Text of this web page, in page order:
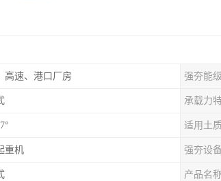
高速、港口厂房 强夯能级
承载力
适用土
重机 强夯设
产品名称